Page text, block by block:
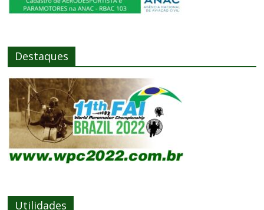
Destaques
Utilidades